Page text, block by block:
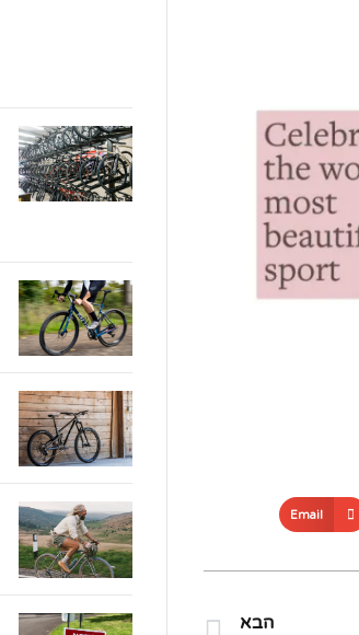
Email
הבא